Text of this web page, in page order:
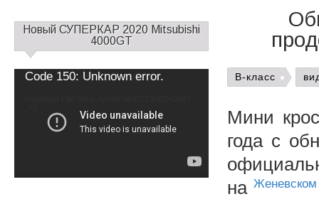
B-класс
Мини
года с
наЖеневском
С
й
д
Новый СУПЕРКАР 2020 Mitsubishi
4000GT
Video
Code 150: Unknown error.